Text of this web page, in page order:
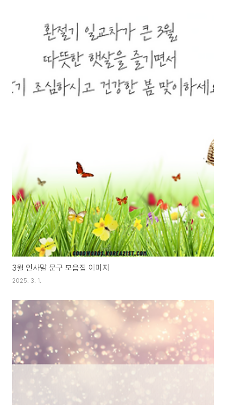
3월 인사말 문구 모음집 이미지
2025. 3. 1.